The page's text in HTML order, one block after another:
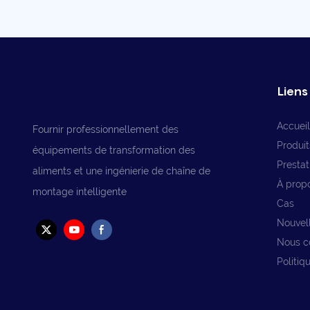
Fournir professionnellement des
équipements de transformation des
aliments et une ingénierie de chaîne de
montage intelligente
Accueil
À
Cas
Nous